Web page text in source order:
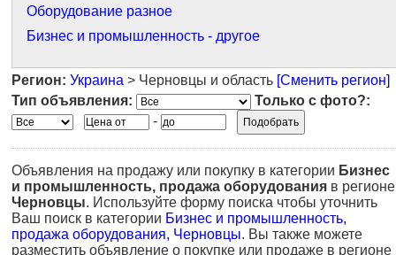
Оборудование разное
Бизнес и промышленность - другое
Регион: Украина > Черновцы и область [Сменить регион]
Тип объявления:
Только с фото?:
-
Объявления на продажу или покупку в категории Бизнес
и промышленность, продажа оборудования в регионе
Черновцы. Используйте форму поиска чтобы уточнить
Ваш поиск в категории Бизнес и промышленность,
продажа оборудования, Черновцы. Вы также можете
разместить объявление о покупке или продаже в регионе